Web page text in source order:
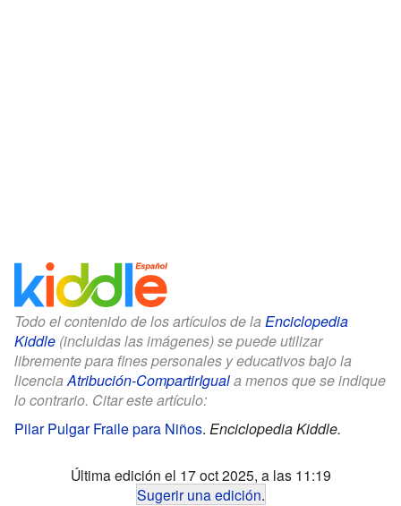
Todo el contenido de los artículos de la Enciclopedia
Kiddle (incluidas las imágenes) se puede utilizar
libremente para fines personales y educativos bajo la
licenciaAtribución-CompartirIguala menos que se indique
lo contrario. Citar este artículo:
Pilar Pulgar Fraile para Niños. Enciclopedia Kiddle.
Última edición el 17 oct 2025, a las 11:19
Sugerir una edición.